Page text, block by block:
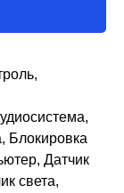
Блокировка
Датчик
света,